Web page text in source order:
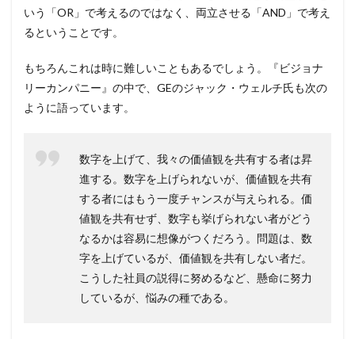
いう「OR」で考えるのではなく、両立させる「AND」で考え
るということです。
もちろんこれは時に難しいこともあるでしょう。『ビジョナ
リーカンパニー』の中で、GEのジャック・ウェルチ氏も次の
ように語っています。
数字を上げて、我々の価値観を共有する者は昇
進する。数字を上げられないが、価値観を共有
する者にはもう一度チャンスが与えられる。価
値観を共有せず、数字も挙げられない者がどう
なるかは容易に想像がつくだろう。問題は、数
字を上げているが、価値観を共有しない者だ。
こうした社員の説得に努めるなど、懸命に努力
しているが、悩みの種である。